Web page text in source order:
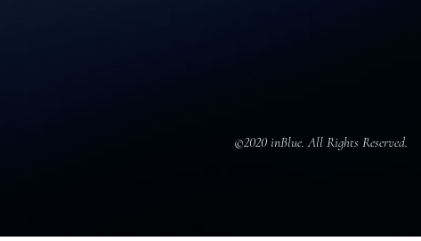
©2020 inBlue. All Rights Reserved.